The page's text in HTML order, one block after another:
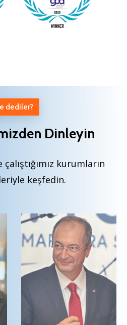
dediler?
Dinleyin
kurumların
keşfedin.